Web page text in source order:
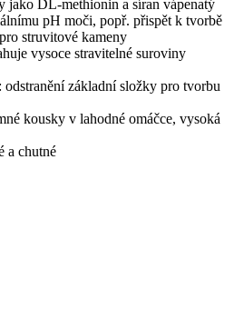
jako DL-methionin a síran vápenatý
pH moči, popř. přispět k tvorbě
struvitové kameny
vysoce stravitelné suroviny
odstranění základní složky pro tvorbu
kousky v lahodné omáčce, vysoká
a chutné